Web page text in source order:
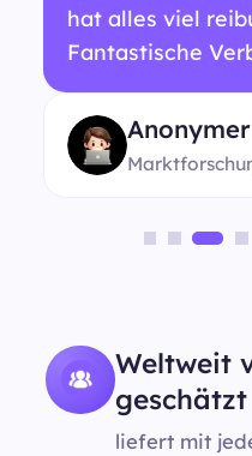
hat alles viel
Fantastische
Weltweit
geschätzt
liefert mit